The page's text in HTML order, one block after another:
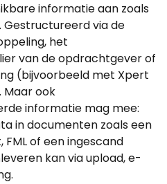
informatie aan zoals
Gestructureerd via de
het
van de opdrachtgever of
(bijvoorbeeld met Xpert
Maar ook
informatie mag mee:
in documenten zoals een
of een ingescand
kan via upload, e-